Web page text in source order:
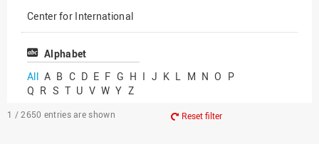
Center for International
Mobility
Center for International
Chancengerechtigkeit
eLearning Competence
Professor*innen im
Alphabet
All A B C D E F G H I J K L M N O P
Q R S T U V W Y Z
1 / 2650 entries are shown Reset filter